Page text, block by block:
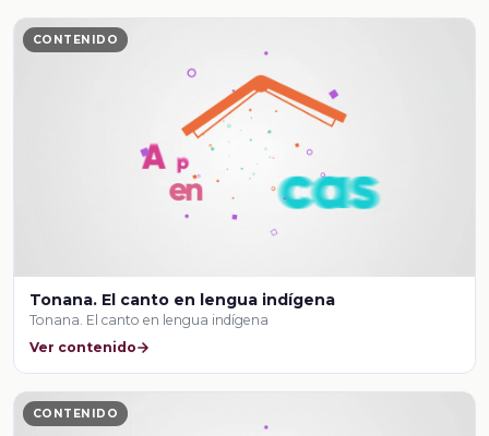
CONTENIDO
Tonana. El canto en lengua indígena
Tonana. El canto en lengua indígena
Ver contenido
CONTENIDO